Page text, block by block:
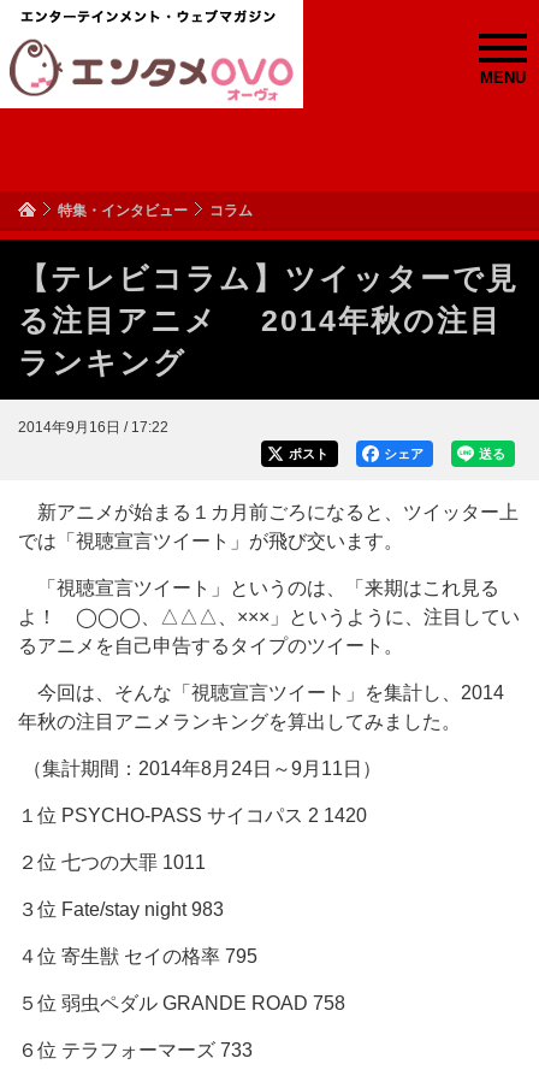
MENU
特集・インタビュー コラム
【テレビコラム】ツイッターで見
る注目アニメ 2014年秋の注目
ランキング
2014年9月16日 / 17:22
送る
シェア
ポスト
新アニメが始まる１カ月前ごろになると、ツイッター上
では「視聴宣言ツイート」が飛び交います。
「視聴宣言ツイート」というのは、「来期はこれ見る
よ！ ◯◯◯、△△△、×××」というように、注目してい
るアニメを自己申告するタイプのツイート。
今回は、そんな「視聴宣言ツイート」を集計し、2014
年秋の注目アニメランキングを算出してみました。
（集計期間：2014年8月24日～9月11日）
１位 PSYCHO-PASS サイコパス 2 1420
２位 七つの大罪 1011
３位 Fate/stay night 983
４位 寄生獣 セイの格率 795
５位 弱虫ペダル GRANDE ROAD 758
６位 テラフォーマーズ 733